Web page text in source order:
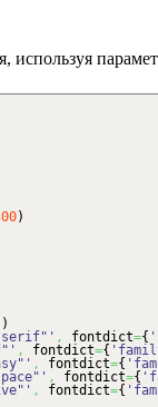
используя
)
)
serif"' , fontdict={
, fontdict={
, fontdict={
, fontdict={
, fontdict={